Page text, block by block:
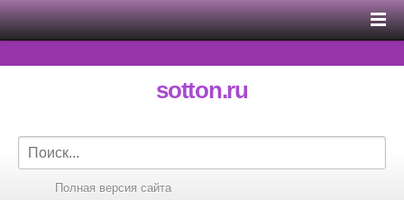
sotton.ru
Полная версия сайта